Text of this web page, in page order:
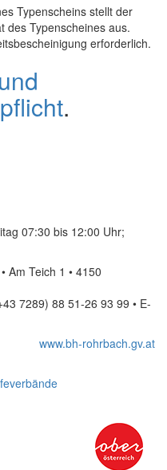
Typenscheins stellt der
des Typenscheines aus.
erforderlich.
.
07:30 bis 12:00 Uhr;
Am Teich 1 • 4150
7289) 88 51-26 93 99 • E-
www.bh-rohrbach.gv.at